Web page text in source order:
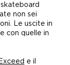
non sei
Le uscite in
con quelle in
Exceed e il